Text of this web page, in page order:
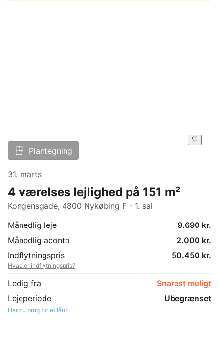
Plantegning
31. marts
4 værelses lejlighed på 151 m²
Kongensgade, 4800 Nykøbing F - 1. sal
Månedlig leje
9.690 kr.
Månedlig aconto
2.000 kr.
Indflytningspris
50.450 kr.
Hvad er indflytningspris?
Ledig fra
Snarest muligt
Lejeperiode
Ubegrænset
Har du brug for et lån?